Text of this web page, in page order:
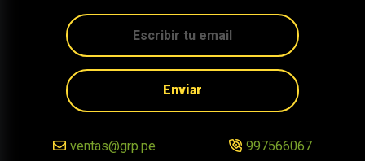
Enviar
ventas@grp.pe 997566067